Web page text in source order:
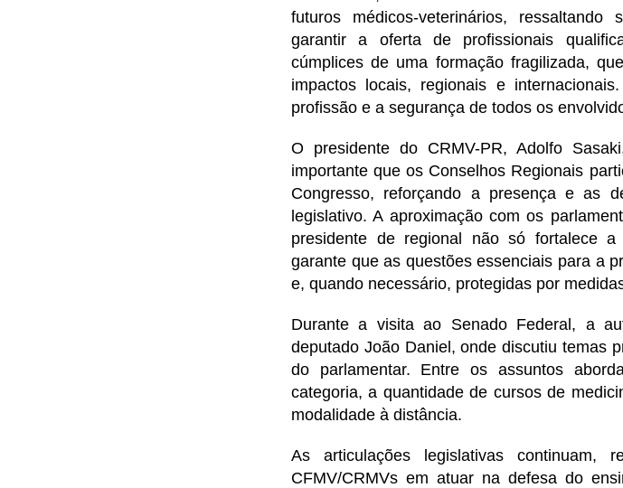
futuros médicos-veterinários,
garantir a oferta de profissionais
cúmplices de uma formação fragilizada,
impactos locais, regionais e
profissão e a segurança de todos os
O presidente do CRMV-PR, Adolfo
importante que os Conselhos Regionais
Congresso, reforçando a presença e as
legislativo. A aproximação com os
presidente de regional não só fortalece
garante que as questões essenciais para a
e, quando necessário, protegidas por
Durante a visita ao Senado Federal, a
deputado João Daniel, onde discutiu temas
do parlamentar. Entre os assuntos
categoria, a quantidade de cursos de
modalidade à distância.
As articulações legislativas continuam,
CFMV/CRMVs em atuar na defesa do